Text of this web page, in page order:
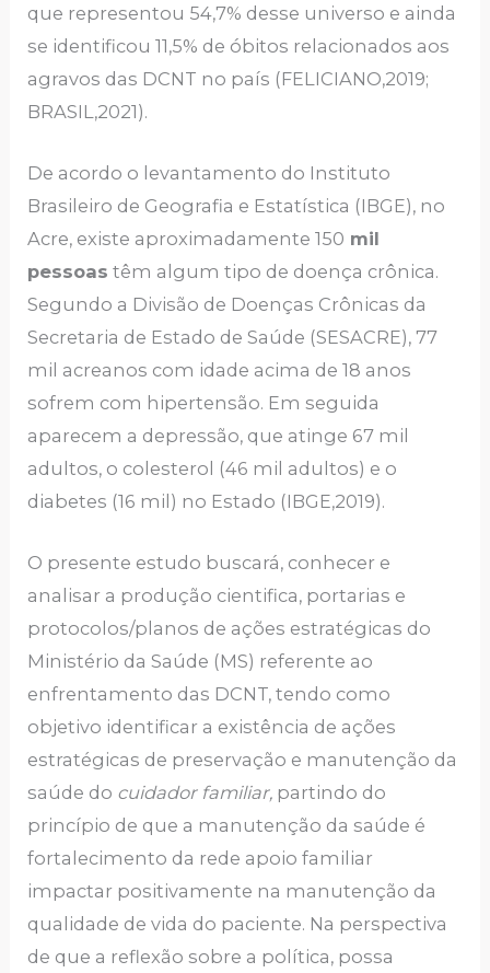
que representou 54,7% desse universo e ainda
se identificou 11,5% de óbitos relacionados aos
agravos das DCNT no país (FELICIANO,2019;
BRASIL,2021).
De acordo o levantamento do Instituto
Brasileiro de Geografia e Estatística (IBGE), no
Acre, existe aproximadamente 150 mil
pessoas têm algum tipo de doença crônica.
Segundo a Divisão de Doenças Crônicas da
Secretaria de Estado de Saúde (SESACRE), 77
mil acreanos com idade acima de 18 anos
sofrem com hipertensão. Em seguida
aparecem a depressão, que atinge 67 mil
adultos, o colesterol (46 mil adultos) e o
diabetes (16 mil) no Estado (IBGE,2019).
O presente estudo buscará, conhecer e
analisar a produção cientifica, portarias e
protocolos/planos de ações estratégicas do
Ministério da Saúde (MS) referente ao
enfrentamento das DCNT, tendo como
objetivo identificar a existência de ações
estratégicas de preservação e manutenção da
saúde do cuidador familiar, partindo do
princípio de que a manutenção da saúde é
fortalecimento da rede apoio familiar
impactar positivamente na manutenção da
qualidade de vida do paciente. Na perspectiva
de que a reflexão sobre a política, possa